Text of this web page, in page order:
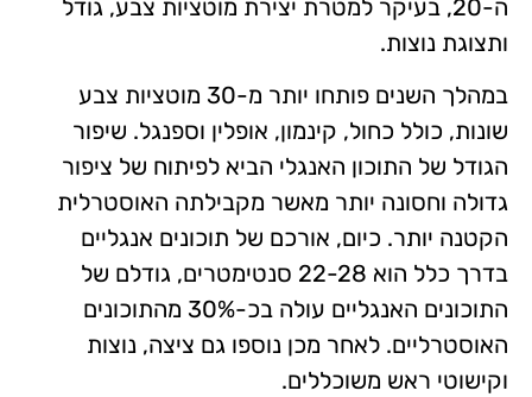
ה-20, בעיקר למטרת יצירת מוטציות צבע, גודל
ותצוגת נוצות.
במהלך השנים פותחו יותר מ-30 מוטציות צבע
שונות, כולל כחול, קינמון, אופלין וספנגל. שיפור
הגודל של התוכון האנגלי הביא לפיתוח של ציפור
גדולה וחסונה יותר מאשר מקבילתה האוסטרלית
הקטנה יותר. כיום, אורכם של תוכונים אנגליים
בדרך כלל הוא 22-28 סנטימטרים, גודלם של
התוכונים האנגליים עולה בכ-30% מהתוכונים
האוסטרליים. לאחר מכן נוספו גם ציצה, נוצות
וקישוטי ראש משוכללים.